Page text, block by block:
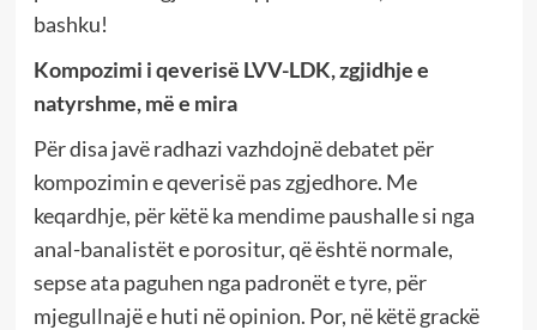
bashku!
Kompozimi i qeverisë LVV-LDK, zgjidhje e
natyrshme, më e mira
Për disa javë radhazi vazhdojnë debatet për
kompozimin e qeverisë pas zgjedhore. Me
keqardhje, për këtë ka mendime paushalle si nga
anal-banalistët e porositur, që është normale,
sepse ata paguhen nga padronët e tyre, për
mjegullnajë e huti në opinion. Por, në këtë grackë